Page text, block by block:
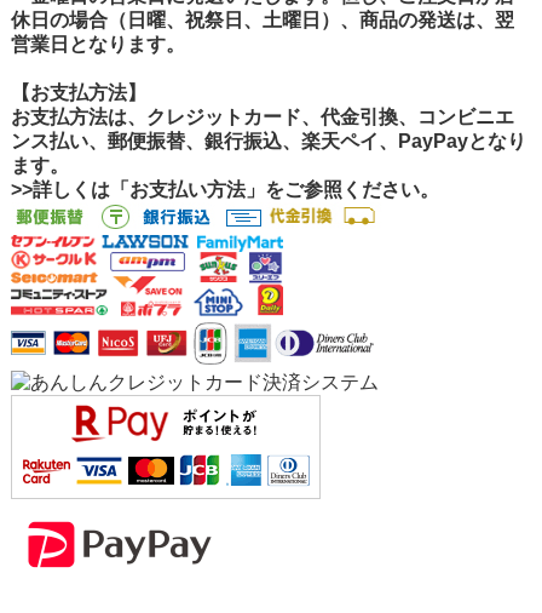
休日の場合（日曜、祝祭日、土曜日）、商品の発送は、翌
営業日となります。
【お支払方法】
お支払方法は、クレジットカード、代金引換、コンビニエ
ンス払い、郵便振替、銀行振込、楽天ペイ、PayPayとなり
ます。
>>詳しくは「お支払い方法」をご参照ください。